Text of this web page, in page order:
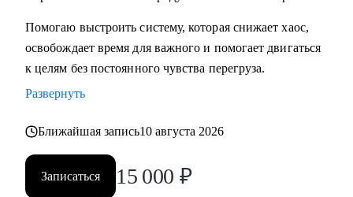
Помогаю выстроить систему, которая снижает хаос,
освобождает время для важного и помогает двигаться
к целям без постоянного чувства перегруза.
Развернуть
Ближайшая запись10 августа 2026
Записаться 15 000 ₽